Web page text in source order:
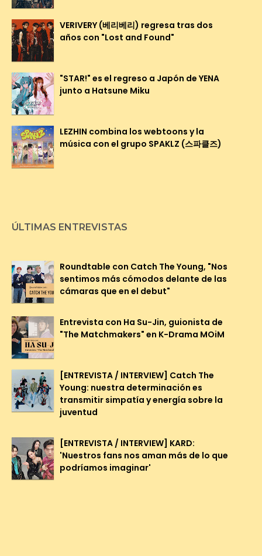
VERIVERY (베리베리) regresa tras dos
años con "Lost and Found"
"STAR!" es el regreso a Japón de YENA
junto a Hatsune Miku
LEZHIN combina los webtoons y la
música con el grupo SPAKLZ (스파클즈)
ÚLTIMAS ENTREVISTAS
Roundtable con Catch The Young, "Nos
sentimos más cómodos delante de las
cámaras que en el debut"
Entrevista con Ha Su-Jin, guionista de
"The Matchmakers" en K-Drama MOiM
[ENTREVISTA / INTERVIEW] Catch The
Young: nuestra determinación es
transmitir simpatía y energía sobre la
juventud
[ENTREVISTA / INTERVIEW] KARD:
'Nuestros fans nos aman más de lo que
podríamos imaginar'